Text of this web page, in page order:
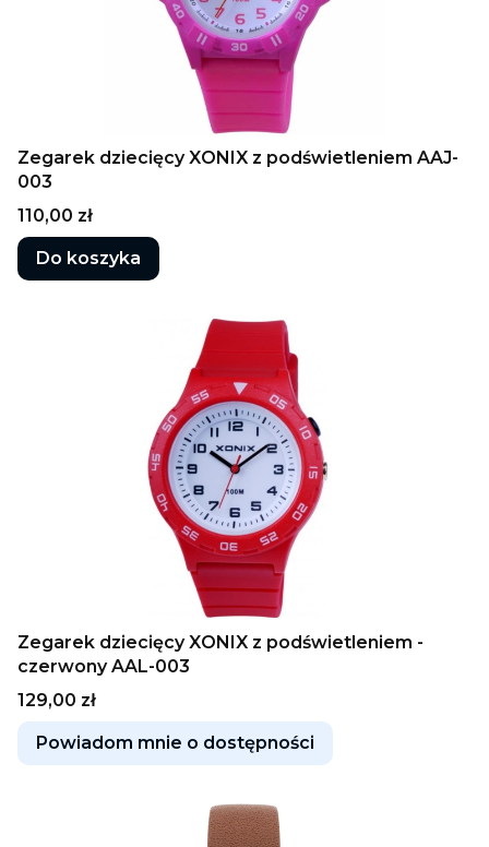
Zegarek dziecięcy XONIX z podświetleniem AAJ-
003
Cena
110,00 zł
Do koszyka
Zegarek dziecięcy XONIX z podświetleniem -
czerwony AAL-003
Cena
129,00 zł
Powiadom mnie o dostępności